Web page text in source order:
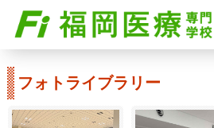
フォトライブラリー